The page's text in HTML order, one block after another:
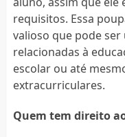
requisitos. Essa
valioso que pode
relacionadas à
escolar ou até
extracurriculares.
Quem tem direito